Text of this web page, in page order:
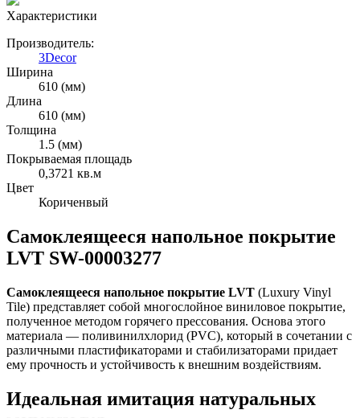
Характеристики
Производитель:
3Decor
Ширина
610 (мм)
Длина
610 (мм)
Толщина
1.5 (мм)
Покрываемая площадь
0,3721 кв.м
Цвет
Кориченвый
Самоклеящееся напольное покрытие
LVT SW-00003277
Самоклеящееся напольное покрытие LVT (Luxury Vinyl
Tile) представляет собой многослойное виниловое покрытие,
полученное методом горячего прессования. Основа этого
материала — поливинилхлорид (PVC), который в сочетании с
различными пластификаторами и стабилизаторами придает
ему прочность и устойчивость к внешним воздействиям.
Идеальная имитация натуральных